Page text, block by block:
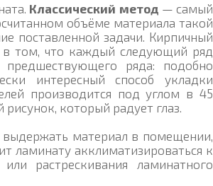
Классический метод — самый
объёме материала такой
поставленной задачи. Кирпичный
в том, что каждый следующий ряд
ряда: подобно
интересный способ укладки
производится под углом в 45
который радует глаз.
материал в помещении,
ламинату акклиматизироваться к
растрескивания ламинатного